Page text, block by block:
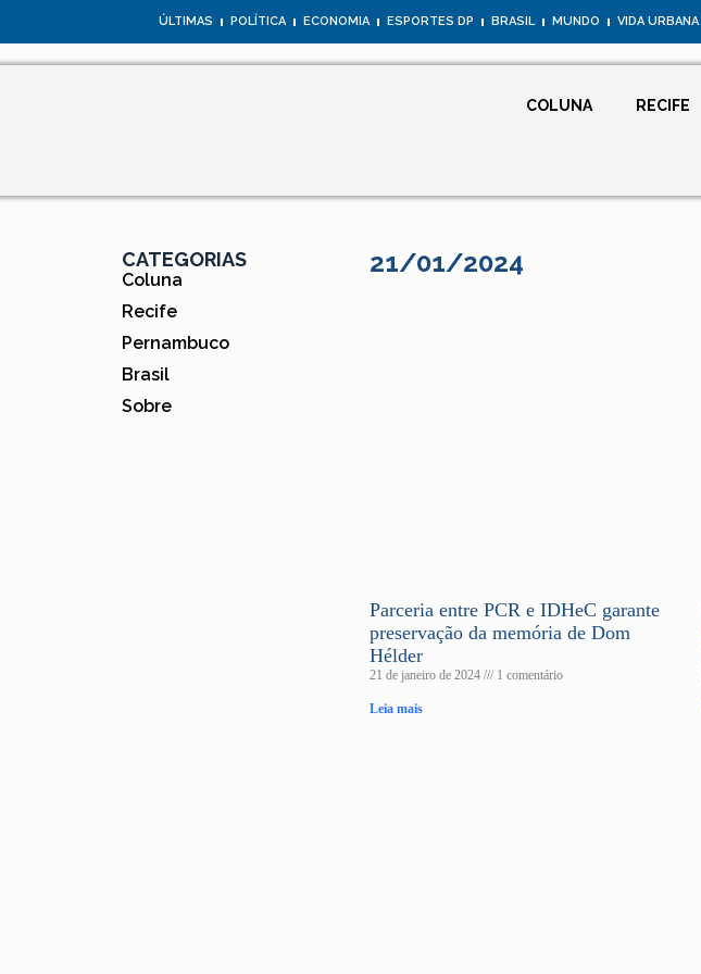
ÚLTIMAS POLÍTICA ECONOMIA ESPORTES DP BRASIL MUNDO VIDA URBANA
COLUNA RECIFE
CATEGORIAS
Coluna
Recife
Pernambuco
Brasil
Sobre
21/01/2024
Parceria entre PCR e IDHeC garante
preservação da memória de Dom
Hélder
21 de janeiro de 2024 1 comentário
Leia mais